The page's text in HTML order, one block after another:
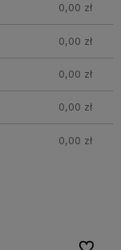
0,00 zł
0,00 zł
0,00 zł
0,00 zł
0,00 zł
Do
Do